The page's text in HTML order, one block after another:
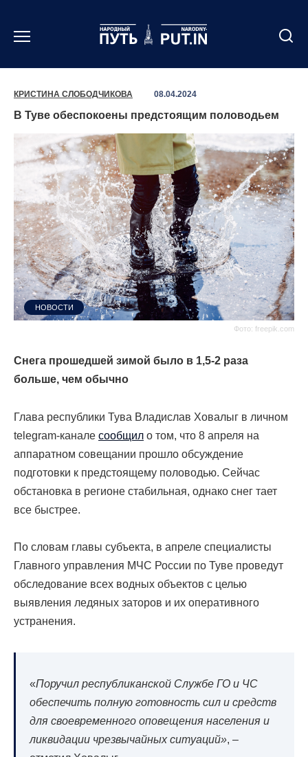
содержанию
КРИСТИНА СЛОБОДЧИКОВА 08.04.2024
В Туве обеспокоены предстоящим половодьем
Фото: freepik.com
НОВОСТИ
Снега прошедшей зимой было в 1,5-2 раза
больше, чем обычно
Глава республики Тува Владислав Ховалыг в личном
telegram-канале сообщил о том, что 8 апреля на
аппаратном совещании прошло обсуждение
подготовки к предстоящему половодью. Сейчас
обстановка в регионе стабильная, однако снег тает
все быстрее.
По словам главы субъекта, в апреле специалисты
Главного управления МЧС России по Туве проведут
обследование всех водных объектов с целью
выявления ледяных заторов и их оперативного
устранения.
«Поручил республиканской Службе ГО и ЧС
обеспечить полную готовность сил и средств
для своевременного оповещения населения и
ликвидации чрезвычайных ситуаций», –